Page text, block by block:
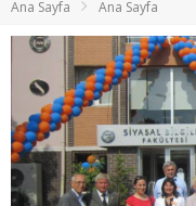
Ana Sayfa Ana Sayfa